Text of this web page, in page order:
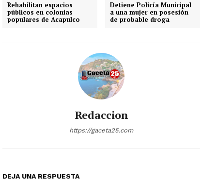
Rehabilitan espacios
públicos en colonias
populares de Acapulco
Detiene Policía Municipal
a una mujer en posesión
de probable droga
Redaccion
https://gaceta25.com
DEJA UNA RESPUESTA